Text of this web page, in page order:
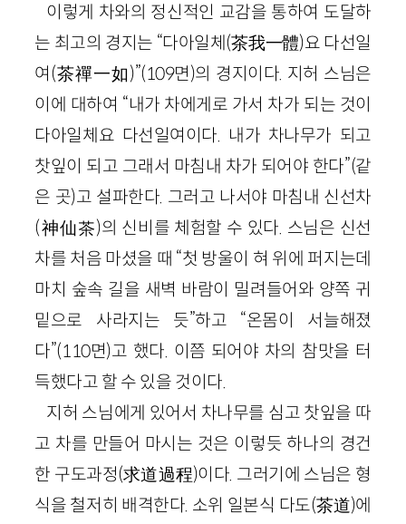
이렇게 차와의 정신적인 교감을 통하여 도달하
는 최고의 경지는 “다아일체(茶我一體)요 다선일
여(茶禪一如)”(109면)의 경지이다. 지허 스님은
이에 대하여 “내가 차에게로 가서 차가 되는 것이
다아일체요 다선일여이다. 내가 차나무가 되고
찻잎이 되고 그래서 마침내 차가 되어야 한다”(같
은 곳)고 설파한다. 그러고 나서야 마침내 신선차
(神仙茶)의 신비를 체험할 수 있다. 스님은 신선
차를 처음 마셨을 때 “첫 방울이 혀 위에 퍼지는데
마치 숲속 길을 새벽 바람이 밀려들어와 양쪽 귀
밑으로 사라지는 듯”하고 “온몸이 서늘해졌
다”(110면)고 했다. 이쯤 되어야 차의 참맛을 터
득했다고 할 수 있을 것이다.
지허 스님에게 있어서 차나무를 심고 찻잎을 따
고 차를 만들어 마시는 것은 이렇듯 하나의 경건
한 구도과정(求道過程)이다. 그러기에 스님은 형
식을 철저히 배격한다. 소위 일본식 다도(茶道)에